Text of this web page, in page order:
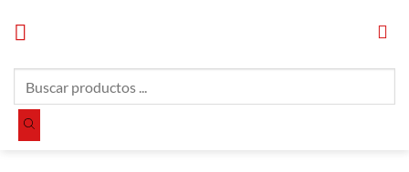
productos